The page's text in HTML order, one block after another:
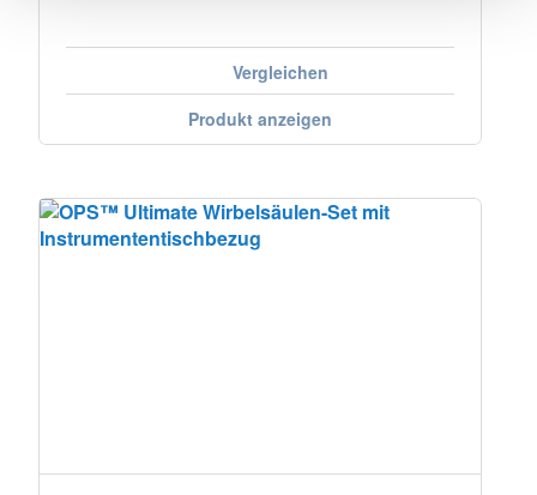
Vergleichen
Produkt anzeigen